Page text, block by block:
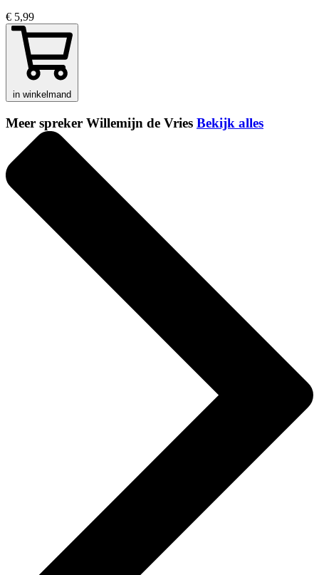
€ 5,99
in winkelmand
Meer spreker Willemijn de Vries Bekijk alles